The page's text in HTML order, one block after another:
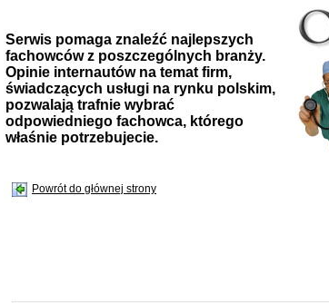
Serwis pomaga znaleźć najlepszych
fachowców z poszczególnych branży.
Opinie internautów na temat firm,
świadczących usługi na rynku polskim,
pozwalają trafnie wybrać
odpowiedniego fachowca, którego
właśnie potrzebujecie.
Powrót do głównej strony